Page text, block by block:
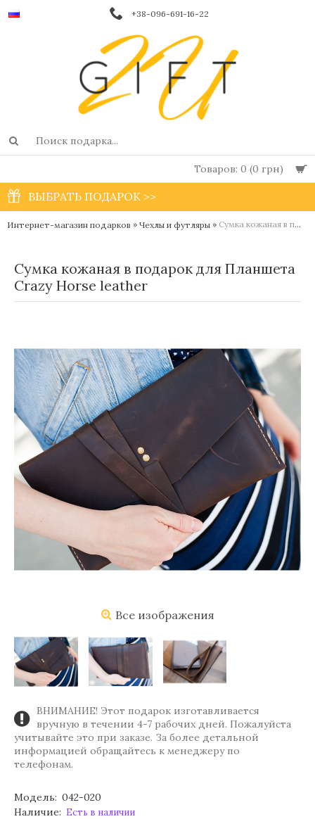
+38-096-691-16-22
Товаров: 0 (0 грн)
ВЫБРАТЬ ПОДАРОК >>
Интернет-магазин подарков » Чехлы и футляры » Сумка кожаная в подарок для Планшета Crazy Horse leather
Сумка кожаная в подарок для Планшета
Crazy Horse leather
Все изображения
ВНИМАНИЕ! Этот подарок изготавливается
вручную в течении 4-7 рабочих дней. Пожалуйста
учитывайте это при заказе. За более детальной
информацией обращайтесь к менеджеру по
телефонам.
Модель: 042-020
Наличие: Есть в наличии